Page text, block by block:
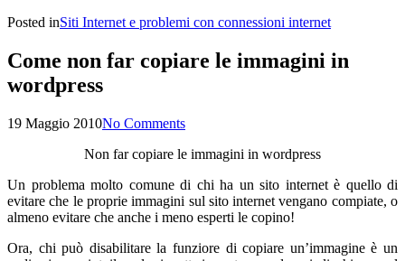
Posted inSiti Internet e problemi con connessioni internet
Come non far copiare le immagini in
wordpress
19 Maggio 2010No Comments
Non far copiare le immagini in wordpress
Un problema molto comune di chi ha un sito internet è quello di
evitare che le proprie immagini sul sito internet vengano compiate, o
almeno evitare che anche i meno esperti le copino!
Ora, chi può disabilitare la funziore di copiare un’immagine è un